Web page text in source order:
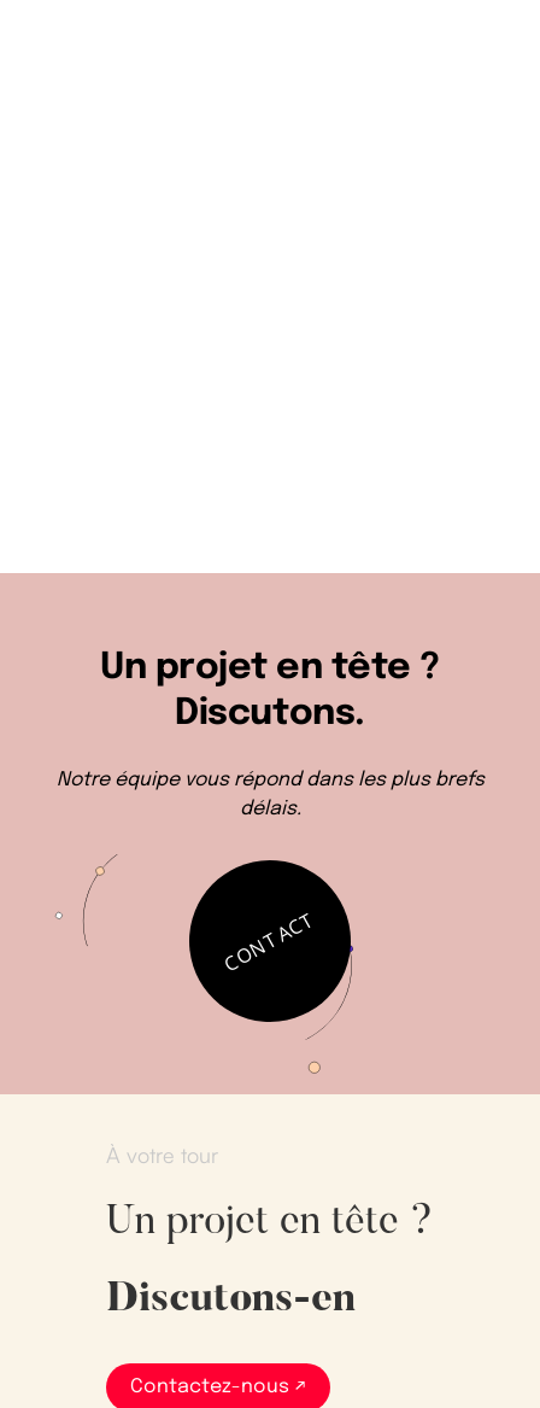
Un projet en tête ?
Discutons.
Notre équipe vous répond dans les plus brefs
délais.
CONTACT
À votre tour
Un projet en tête ?
Discutons-en
Contactez-nous ↗